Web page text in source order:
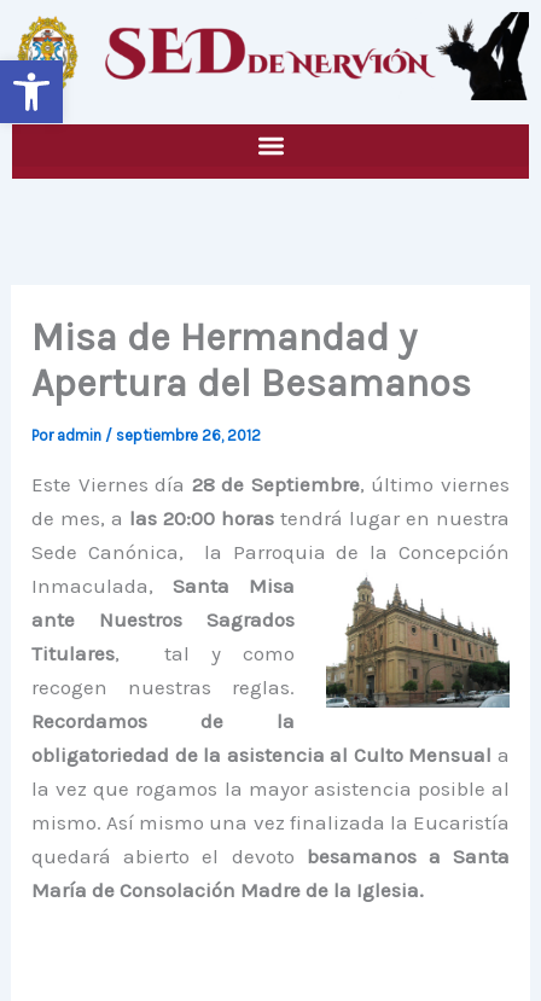
Abrir barra de herramientas
contenido
Misa de Hermandad y
Apertura del Besamanos
Por admin / septiembre 26, 2012
Este Viernes día 28 de Septiembre, último viernes
de mes, a las 20:00 horas tendrá lugar en nuestra
Sede Canónica, la Parroquia de la Concepción
Inmaculada,Santa Misa
ante Nuestros Sagrados
Titulares, tal y como
recogen nuestras reglas.
Recordamos de la
obligatoriedad de la asistencia al Culto Mensual a
la vez que rogamos la mayor asistencia posible al
mismo. Así mismo una vez finalizada la Eucaristía
quedará abierto el devoto besamanos a Santa
María de Consolación Madre de la Iglesia.